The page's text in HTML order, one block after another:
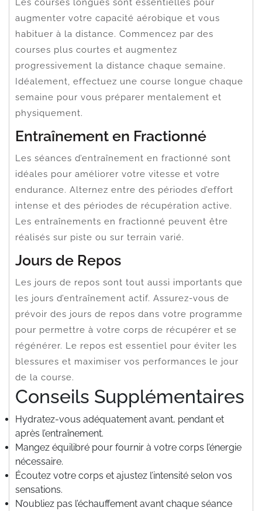
Les courses longues sont essentielles pour
augmenter votre capacité aérobique et vous
habituer à la distance. Commencez par des
courses plus courtes et augmentez
progressivement la distance chaque semaine.
Idéalement, effectuez une course longue chaque
semaine pour vous préparer mentalement et
physiquement.
Entraînement en Fractionné
Les séances d’entraînement en fractionné sont
idéales pour améliorer votre vitesse et votre
endurance. Alternez entre des périodes d’effort
intense et des périodes de récupération active.
Les entraînements en fractionné peuvent être
réalisés sur piste ou sur terrain varié.
Jours de Repos
Les jours de repos sont tout aussi importants que
les jours d’entraînement actif. Assurez-vous de
prévoir des jours de repos dans votre programme
pour permettre à votre corps de récupérer et se
régénérer. Le repos est essentiel pour éviter les
blessures et maximiser vos performances le jour
de la course.
Conseils Supplémentaires
Hydratez-vous adéquatement avant, pendant et
après l’entraînement.
Mangez équilibré pour fournir à votre corps l’énergie
nécessaire.
Écoutez votre corps et ajustez l’intensité selon vos
sensations.
N’oubliez pas l’échauffement avant chaque séance